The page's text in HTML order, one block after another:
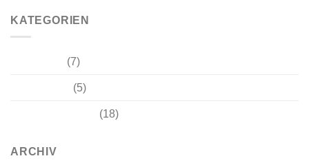
KATEGORIEN
(7)
(5)
(18)
ARCHIV